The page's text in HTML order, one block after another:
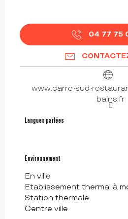
04 77 75
www.carre-sud-
bains.fr
Langues parlées
Langues parlées
Environnement
Environnement
En ville
Etablissement thermal à
Station thermale
Centre ville